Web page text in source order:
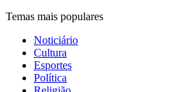
Temas mais populares
Noticiário
Cultura
Esportes
Política